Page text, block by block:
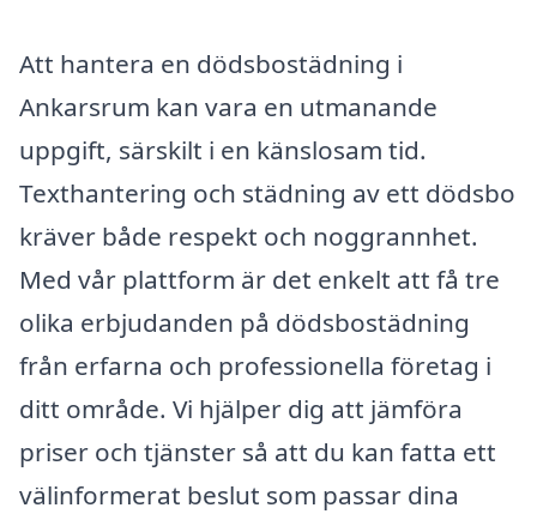
Att hantera en dödsbostädning i
Ankarsrum kan vara en utmanande
uppgift, särskilt i en känslosam tid.
Texthantering och städning av ett dödsbo
kräver både respekt och noggrannhet.
Med vår plattform är det enkelt att få tre
olika erbjudanden på dödsbostädning
från erfarna och professionella företag i
ditt område. Vi hjälper dig att jämföra
priser och tjänster så att du kan fatta ett
välinformerat beslut som passar dina